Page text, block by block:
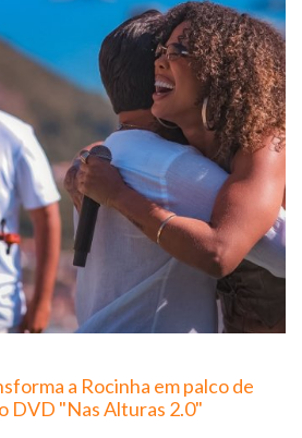
a Rocinha em palco de
DVD "Nas Alturas 2.0"